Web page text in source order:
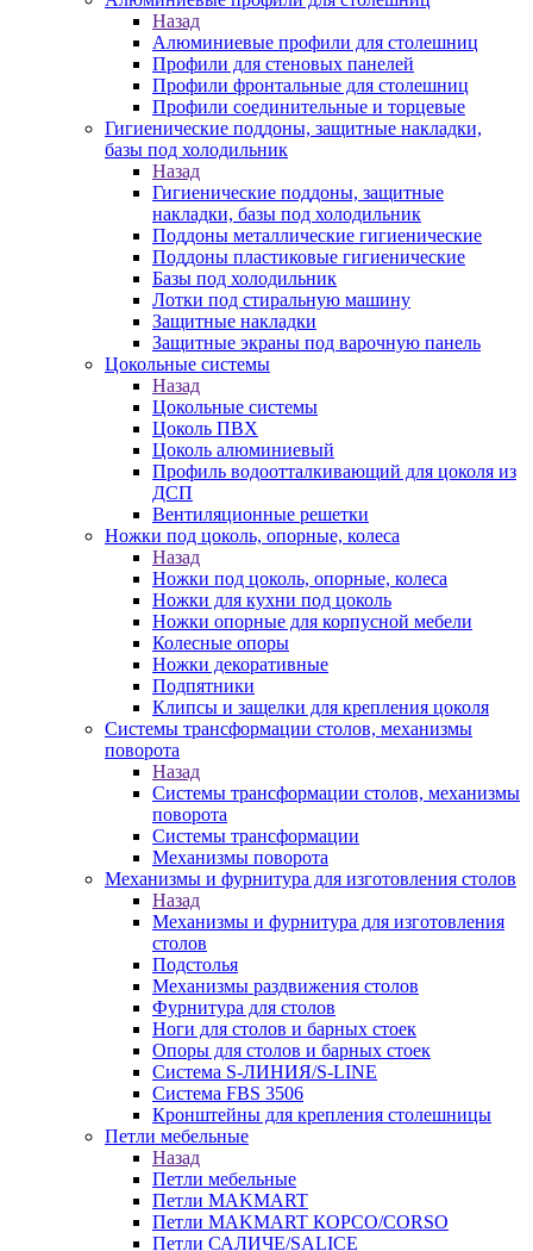
Назад
Алюминиевые профили для столешниц
Профили для стеновых панелей
Профили фронтальные для столешниц
Профили соединительные и торцевые
Гигиенические поддоны, защитные накладки,
базы под холодильник
Назад
Гигиенические поддоны, защитные
накладки, базы под холодильник
Поддоны металлические гигиенические
Поддоны пластиковые гигиенические
Базы под холодильник
Лотки под стиральную машину
Защитные накладки
Защитные экраны под варочную панель
Цокольные системы
Назад
Цокольные системы
Цоколь ПВХ
Цоколь алюминиевый
Профиль водоотталкивающий для цоколя из
ДСП
Вентиляционные решетки
Ножки под цоколь, опорные, колеса
Назад
Ножки под цоколь, опорные, колеса
Ножки для кухни под цоколь
Ножки опорные для корпусной мебели
Колесные опоры
Ножки декоративные
Подпятники
Клипсы и защелки для крепления цоколя
Системы трансформации столов, механизмы
поворота
Назад
Системы трансформации столов, механизмы
поворота
Системы трансформации
Механизмы поворота
Механизмы и фурнитура для изготовления столов
Назад
Механизмы и фурнитура для изготовления
столов
Подстолья
Механизмы раздвижения столов
Фурнитура для столов
Ноги для столов и барных стоек
Опоры для столов и барных стоек
Система S-ЛИНИЯ/S-LINE
Система FBS 3506
Кронштейны для крепления столешницы
Петли мебельные
Назад
Петли мебельные
Петли MAKMART
Петли MAKMART КОРСО/CORSO
Петли САЛИЧЕ/SALICE